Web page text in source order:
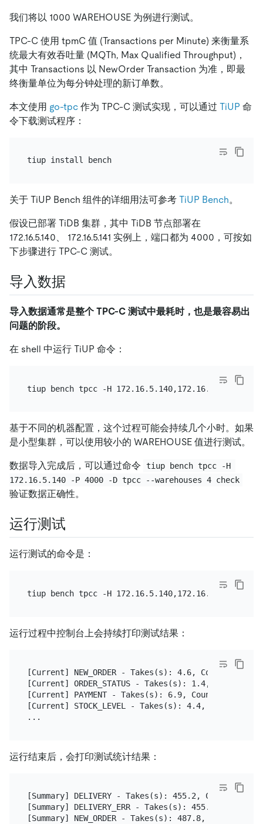
我们将以 1000 WAREHOUSE 为例进行测试。
TPC-C 使用 tpmC 值 (Transactions per Minute) 来衡量系
统最大有效吞吐量 (MQTh, Max Qualified Throughput)，
其中 Transactions 以 NewOrder Transaction 为准，即最
终衡量单位为每分钟处理的新订单数。
本文使用 go-tpc 作为 TPC-C 测试实现，可以通过 TiUP 命
令下载测试程序：
tiup install bench
关于 TiUP Bench 组件的详细用法可参考 TiUP Bench。
假设已部署 TiDB 集群，其中 TiDB 节点部署在
172.16.5.140、 172.16.5.141 实例上，端口都为 4000，可按如
下步骤进行 TPC-C 测试。
导入数据
导入数据通常是整个 TPC-C 测试中最耗时，也是最容易出
问题的阶段。
在 shell 中运行 TiUP 命令：
基于不同的机器配置，这个过程可能会持续几个小时。如果
是小型集群，可以使用较小的 WAREHOUSE 值进行测试。
数据导入完成后，可以通过命令
tiup bench tpcc -H
172.16.5.140 -P 4000 -D tpcc --warehouses 4 check
验证数据正确性。
运行测试
运行测试的命令是：
tiup bench tpcc -H 172.16.5.140,172.16.5.141 -P
运行过程中控制台上会持续打印测试结果：
[Current] NEW_ORDER - Takes(s): 4.6, Count: 5,
[Current] ORDER_STATUS - Takes(s): 1.4, Count:
[Current] PAYMENT - Takes(s): 6.9, Count: 5,
[Current] STOCK_LEVEL - Takes(s): 4.4, Count:
运行结束后，会打印测试统计结果：
[Summary] DELIVERY - Takes(s): 455.2, Count:
[Summary] DELIVERY_ERR - Takes(s): 455.2,
[Summary] NEW_ORDER - Takes(s): 487.8, Count: